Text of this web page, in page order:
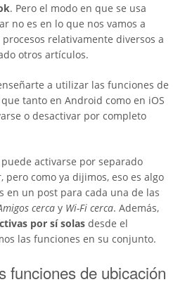
. Pero el modo en que se usa
no es en lo que nos vamos a
relativamente diversos a
otros artículos.
a utilizar las funciones de
tanto en Android como en iOS
o desactivar por completo
activarse por separado
como ya dijimos, eso es algo
en un post para cada una de las
cerca y Wi-Fi cerca. Además,
por sí solas desde el
las funciones en su conjunto.
funciones de ubicación